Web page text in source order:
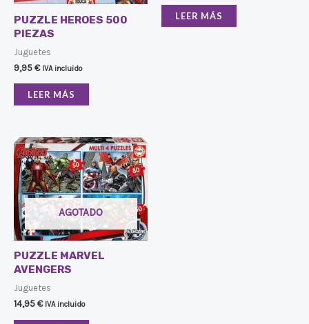
PUZZLE HEROES 500
PIEZAS
Juguetes
9,95€ IVA incluido
LEER MÁS
LEER MÁS
AGOTADO
PUZZLE MARVEL
AVENGERS
Juguetes
14,95€ IVA incluido